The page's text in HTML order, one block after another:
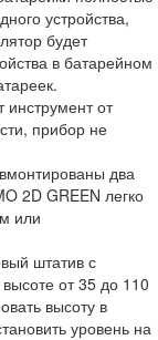
устройства,
будет
в батарейном
от
прибор не
два
2D GREEN легко
или
штатив с
от 35 до 110
высоту в
уровень на